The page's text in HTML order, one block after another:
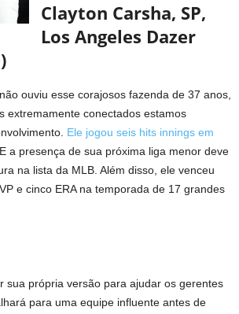
Clayton Carsha, SP,
Los Angeles Dazer
ouviu esse corajosos fazenda de 37 anos,
extremamente conectados estamos
Ele jogou seis hits innings em
E a presença de sua próxima liga menor deve
na lista da MLB. Além disso, ele venceu
e cinco ERA na temporada de 17 grandes
sua própria versão para ajudar os gerentes
para uma equipe influente antes de